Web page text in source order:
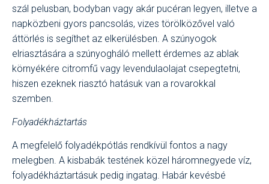
szál pelusban, bodyban vagy akár pucéran legyen, illetve a
napközbeni gyors pancsolás, vizes törölközővel való
áttörlés is segíthet az elkerülésben. A szúnyogok
elriasztására a szúnyogháló mellett érdemes az ablak
környékére citromfű vagy levendulaolajat csepegtetni,
hiszen ezeknek riasztó hatásuk van a rovarokkal
szemben.
Folyadékháztartás
A megfelelő folyadékpótlás rendkívül fontos a nagy
melegben. A kisbabák testének közel háromnegyede víz,
folyadékháztartásuk pedig ingatag. Habár kevésbé